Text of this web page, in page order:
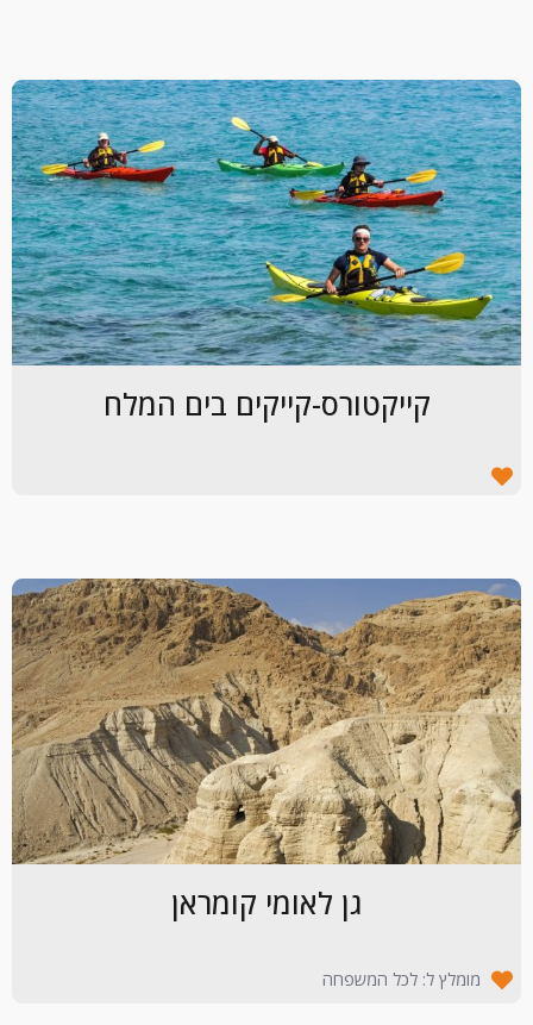
קייקטורס-קייקים בים המלח
גן לאומי קומראן
מומלץ ל: לכל המשפחה